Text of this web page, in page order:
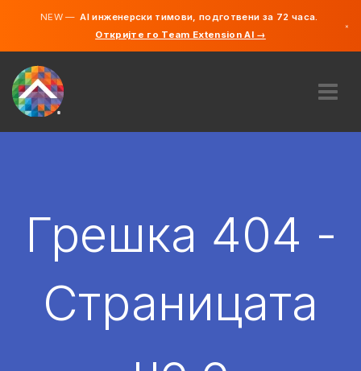
NEW —AI инженерски тимови, подготвени за 72 часа.
Откријте го Team Extension AI →
×
АНГАЖИРАЈ
Грешка 404 -
Страницата